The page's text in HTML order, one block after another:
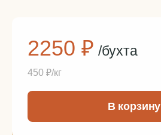
2250 ₽ /бухта
450 ₽/кг
-В корзину